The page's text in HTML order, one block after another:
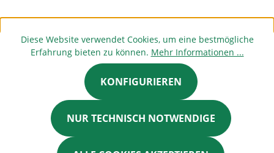
Diese Website verwendet Cookies, um eine bestmögliche
Erfahrung bieten zu können. Mehr Informationen ...
NUR TECHNISCH NOTWENDIGE
KONFIGURIEREN